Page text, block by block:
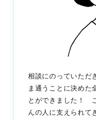
相談にのっていただ
ま通うことに決めた
とができました！
んの人に支えられて